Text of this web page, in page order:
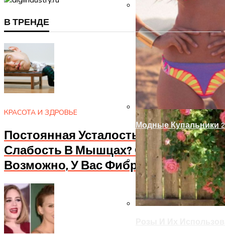
Оформление
Украшение Забора
Модные Купальники
В ТРЕНДЕ
КРАСОТА И ЗДРОВЬЕ
Постоянная Усталость? Апатия И
Слабость В Мышцах? Осторожно!
Возможно, У Вас Фибромиалгия